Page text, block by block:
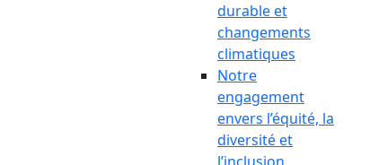
durable et
changements
climatiques
Notre
engagement
envers l’équité, la
diversité et